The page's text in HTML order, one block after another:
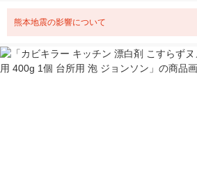
熊本地震の影響について